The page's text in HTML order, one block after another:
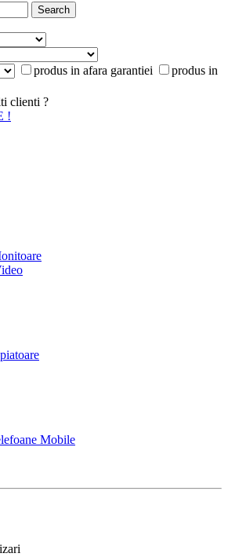
produs in afara garantiei
produs in
clienti ?
!
Mobile